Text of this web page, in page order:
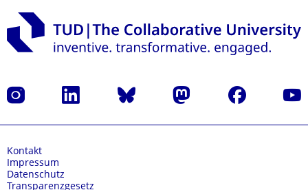
Instagram LinkedIn Bluesky Mastodon Facebook
Kontakt
Impressum
Datenschutz
Transparenzgesetz